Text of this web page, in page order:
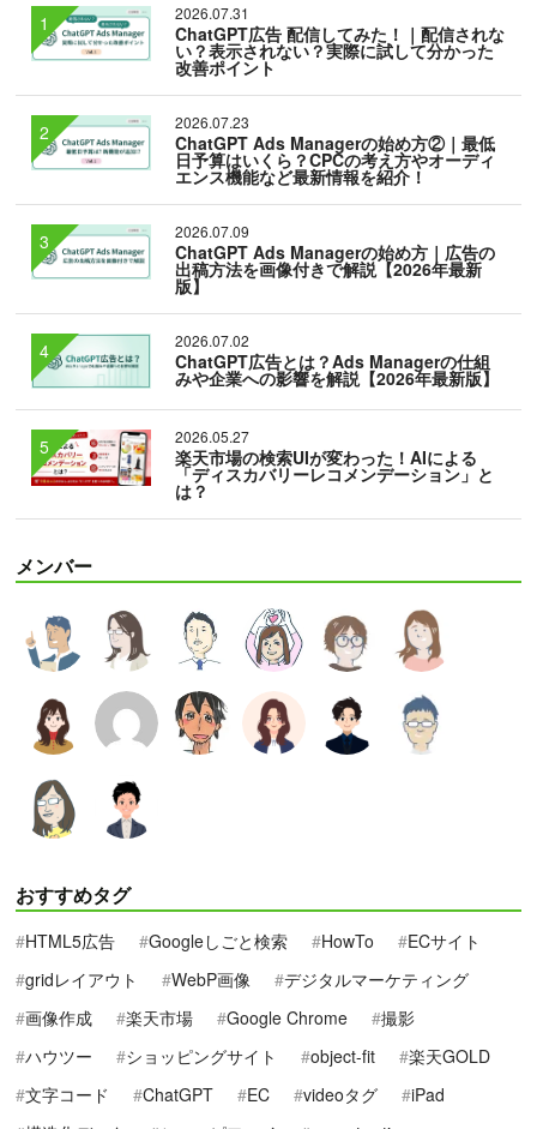
2026.07.31
ChatGPT広告 配信してみた！｜配信されな
い？表示されない？実際に試して分かった
改善ポイント
2026.07.23
ChatGPT Ads Managerの始め方②｜最低
日予算はいくら？CPCの考え方やオーディ
エンス機能など最新情報を紹介！
2026.07.09
ChatGPT Ads Managerの始め方｜広告の
出稿方法を画像付きで解説【2026年最新
版】
2026.07.02
ChatGPT広告とは？Ads Managerの仕組
みや企業への影響を解説【2026年最新版】
2026.05.27
楽天市場の検索UIが変わった！AIによる
「ディスカバリーレコメンデーション」と
は？
メンバー
おすすめタグ
HTML5広告 Googleしごと検索 HowTo
ECサイト
gridレイアウト
WebP画像
デジタルマーケティング
画像作成
楽天市場 Google Chrome
撮影
ハウツー
ショッピングサイト object-fit
楽天GOLD
文字コード
ChatGPT EC videoタグ
iPad